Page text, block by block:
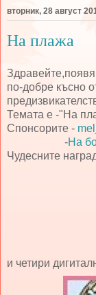
вторник, 28 август
На плажа
по-добре късно
Темата е -"На
Спонсорите -
-На
Чудесните
и четири